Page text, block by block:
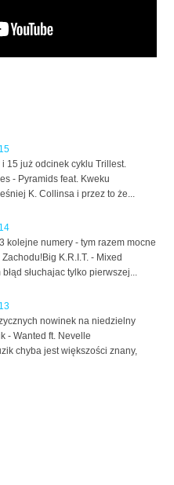
15 już odcinek cyklu Trillest.
- Pyramids feat. Kweku
K. Collinsa i przez to że...
kolejne numery - tym razem mocne
K.R.I.T. - Mixed
słuchajac tylko pierwszej...
nowinek na niedzielny
- Wanted ft. Nevelle
chyba jest większości znany,